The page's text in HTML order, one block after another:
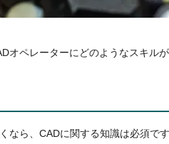
オペレーターにどのようなスキル
なら、CADに関する知識は必須で